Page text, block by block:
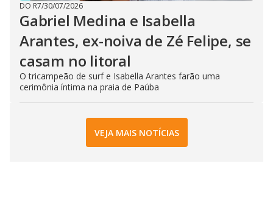
DO R7/30/07/2026
Gabriel Medina e Isabella
Arantes, ex-noiva de Zé Felipe, se
casam no litoral
O tricampeão de surf e Isabella Arantes farão uma
cerimônia íntima na praia de Paúba
VEJA MAIS NOTÍCIAS